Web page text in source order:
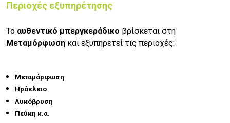
Περιοχές εξυπηρέτησης
Το αυθεντικό μπεργκεράδικο βρίσκεται στη
Μεταμόρφωση και εξυπηρετεί τις περιοχές:
Μεταμόρφωση
Ηράκλειο
Λυκόβρυση
Πεύκη κ.α.